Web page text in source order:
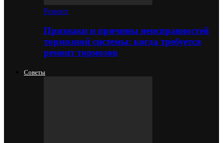
Ремонт
Признаки и причины неисправностей
тормозной системы: когда требуется
ремонт тормозов
Советы